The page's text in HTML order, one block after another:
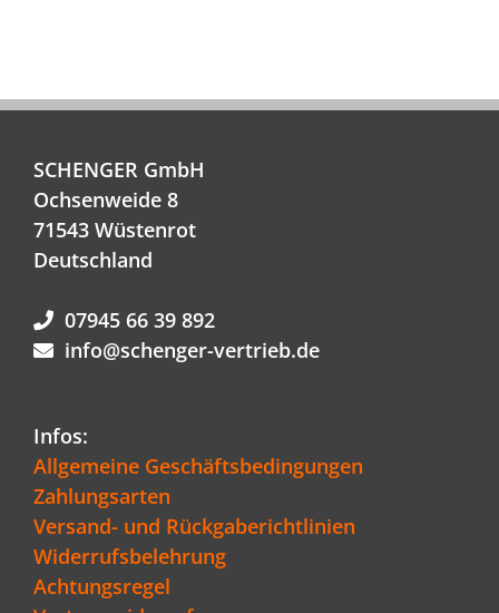
SCHENGER GmbH
Ochsenweide 8
71543 Wüstenrot
Deutschland
07945 66 39 892
info@schenger-vertrieb.de
Infos:
Allgemeine Geschäftsbedingungen
Zahlungsarten
Versand- und Rückgaberichtlinien
Widerrufsbelehrung
Achtungsregel